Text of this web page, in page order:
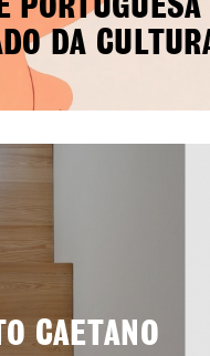
PORTUGUESA
DA
CAETANO